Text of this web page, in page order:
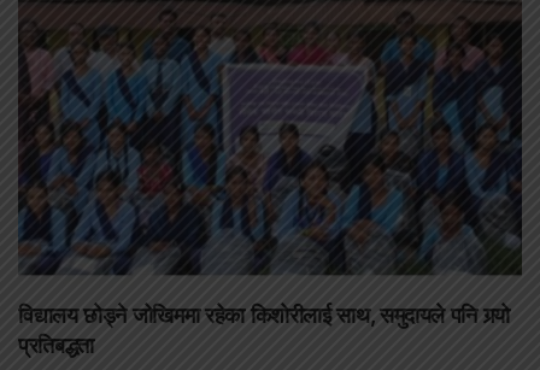
विद्यालय छोड्ने जोखिममा रहेका किशोरीलाई साथ, समुदायले पनि गर्‍यो
प्रतिबद्धता